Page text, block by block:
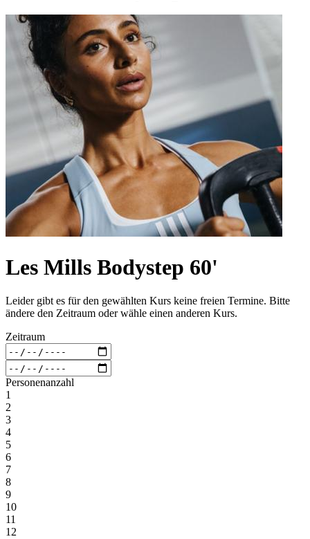
Les Mills Bodystep 60'
Leider gibt es für den gewählten Kurs keine freien Termine. Bitte
ändere den Zeitraum oder wähle einen anderen Kurs.
Zeitraum
Personenanzahl
1
2
3
4
5
6
7
8
9
10
11
12